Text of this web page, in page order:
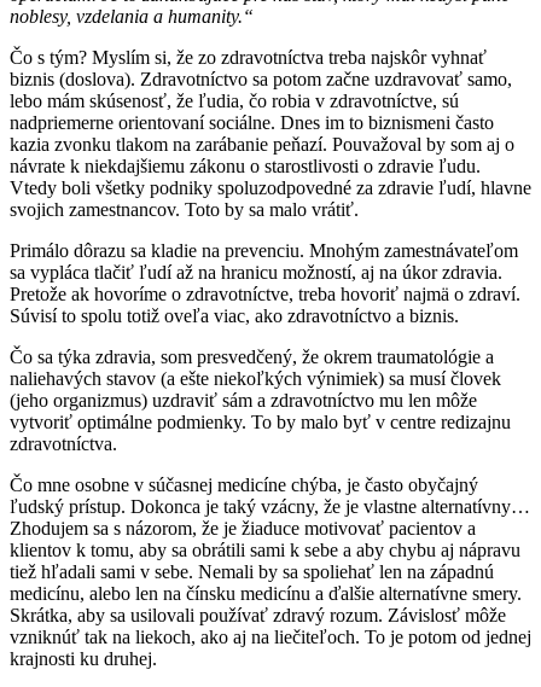
noblesy, vzdelania a humanity.“
Čo s tým? Myslím si, že zo zdravotníctva treba najskôr vyhnať
biznis (doslova). Zdravotníctvo sa potom začne uzdravovať samo,
lebo mám skúsenosť, že ľudia, čo robia v zdravotníctve, sú
nadpriemerne orientovaní sociálne. Dnes im to biznismeni často
kazia zvonku tlakom na zarábanie peňazí. Pouvažoval by som aj o
návrate k niekdajšiemu zákonu o starostlivosti o zdravie ľudu.
Vtedy boli všetky podniky spoluzodpovedné za zdravie ľudí, hlavne
svojich zamestnancov. Toto by sa malo vrátiť.
Primálo dôrazu sa kladie na prevenciu. Mnohým zamestnávateľom
sa vypláca tlačiť ľudí až na hranicu možností, aj na úkor zdravia.
Pretože ak hovoríme o zdravotníctve, treba hovoriť najmä o zdraví.
Súvisí to spolu totiž oveľa viac, ako zdravotníctvo a biznis.
Čo sa týka zdravia, som presvedčený, že okrem traumatológie a
naliehavých stavov (a ešte niekoľkých výnimiek) sa musí človek
(jeho organizmus) uzdraviť sám a zdravotníctvo mu len môže
vytvoriť optimálne podmienky. To by malo byť v centre redizajnu
zdravotníctva.
Čo mne osobne v súčasnej medicíne chýba, je často obyčajný
ľudský prístup. Dokonca je taký vzácny, že je vlastne alternatívny…
Zhodujem sa s názorom, že je žiaduce motivovať pacientov a
klientov k tomu, aby sa obrátili sami k sebe a aby chybu aj nápravu
tiež hľadali sami v sebe. Nemali by sa spoliehať len na západnú
medicínu, alebo len na čínsku medicínu a ďalšie alternatívne smery.
Skrátka, aby sa usilovali používať zdravý rozum. Závislosť môže
vzniknúť tak na liekoch, ako aj na liečiteľoch. To je potom od jednej
krajnosti ku druhej.